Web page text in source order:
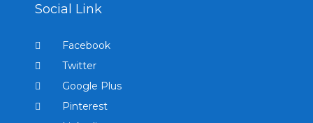
Social Link
Facebook
Twitter
Google Plus
Pinterest